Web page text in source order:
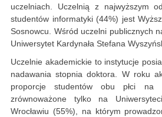
uczelniach. Uczelnią z najwyższym
studentów informatyki (44%) jest
Sosnowcu. Wśród uczelni publicznych
Uniwersytet Kardynała Stefana
Uczelnie akademickie to instytucje
nadawania stopnia doktora. W roku
proporcje studentów obu płci na
zrównoważone tylko na
Wrocławiu (55%), na którym